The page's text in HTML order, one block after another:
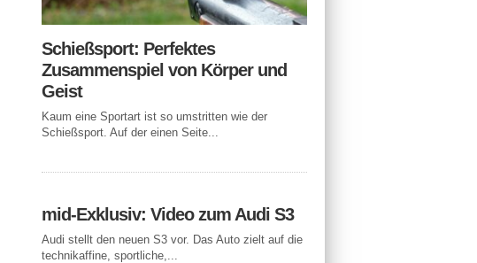
Schießsport: Perfektes
Zusammenspiel von Körper und
Geist
Kaum eine Sportart ist so umstritten wie der
Schießsport. Auf der einen Seite...
mid-Exklusiv: Video zum Audi S3
Audi stellt den neuen S3 vor. Das Auto zielt auf die
technikaffine, sportliche,...